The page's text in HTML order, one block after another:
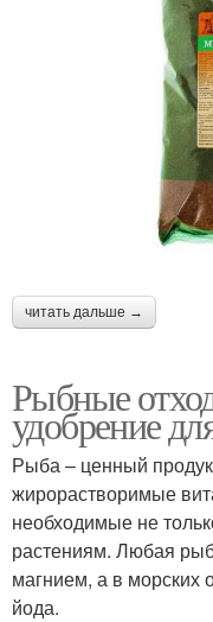
читать дальше →
Рыбные
удобрение
Рыба – ценный
жирорастворимые
необходимые не
растениям. Любая
магнием, а в морских
йода.